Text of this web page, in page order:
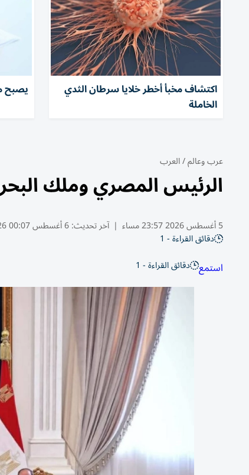
اكتشاف مخبأ أخطر خلايا سرطان الثدي
الخاملة
يصبح
عرب وعالم/العرب
الرئيس المصري وملك
5 أغسطس 2026 23:57 مساء | آخر تحديث:6 أغسطس 00:07 2026
دقائق القراءة - 1
استمع دقائق القراءة - 1